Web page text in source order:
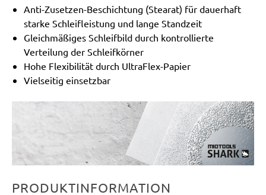
Anti-Zusetzen-Beschichtung (Stearat) für dauerhaft
starke Schleifleistung und lange Standzeit
Gleichmäßiges Schleifbild durch kontrollierte
Verteilung der Schleifkörner
Hohe Flexibilität durch UltraFlex-Papier
Vielseitig einsetzbar
PRODUKTINFORMATION